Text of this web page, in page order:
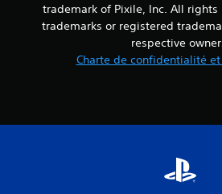
trademark of Pixile, Inc. All rights
trademarks or registered
respective
Charte de confidentialité et